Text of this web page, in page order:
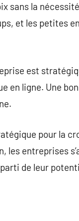
la nécessité
et les petites
est
en ligne. Une
pour la
les entreprises
de leur